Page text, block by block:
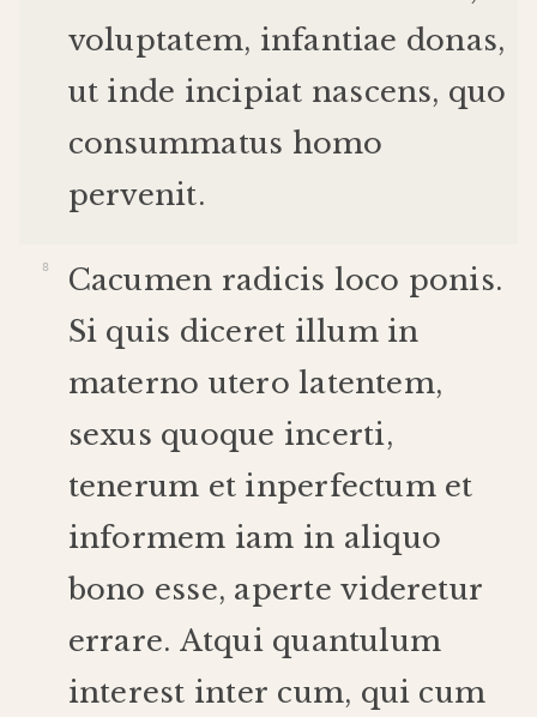
voluptatem, infantiae donas,
ut inde incipiat nascens, quo
consummatus homo
pervenit.
Cacumen radicis loco ponis.
Si quis diceret illum in
materno utero latentem,
sexus quoque incerti,
tenerum et inperfectum et
informem iam in aliquo
bono esse, aperte videretur
errare. Atqui quantulum
interest inter cum, qui cum